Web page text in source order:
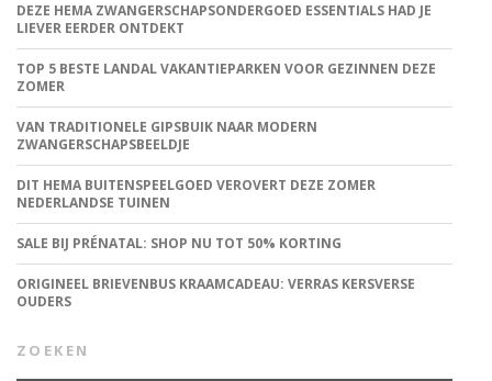
DEZE HEMA ZWANGERSCHAPSONDERGOED ESSENTIALS HAD JE
LIEVER EERDER ONTDEKT
TOP 5 BESTE LANDAL VAKANTIEPARKEN VOOR GEZINNEN DEZE
ZOMER
VAN TRADITIONELE GIPSBUIK NAAR MODERN
ZWANGERSCHAPSBEELDJE
DIT HEMA BUITENSPEELGOED VEROVERT DEZE ZOMER
NEDERLANDSE TUINEN
SALE BIJ PRÉNATAL: SHOP NU TOT 50% KORTING
ORIGINEEL BRIEVENBUS KRAAMCADEAU: VERRAS KERSVERSE
OUDERS
ZOEKEN